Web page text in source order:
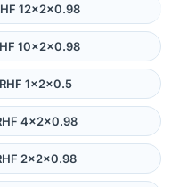
12×2×0.98
10×2×0.98
1×2×0.5
4×2×0.98
2×2×0.98